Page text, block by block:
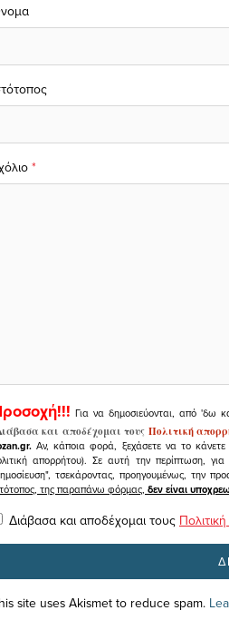
*
Για να δημοσιεύονται, από 'δω
και αποδέχομαι τουςΠολιτική
Αν, κάποια φορά, ξεχάσετε να το
απορρήτου). Σε αυτή την περίπτωση,
τσεκάροντας, προηγουμένως, την
της παραπάνω φόρμας, δεν είναι
Διάβασα και αποδέχομαι τους
site uses Akismet to reduce spam.